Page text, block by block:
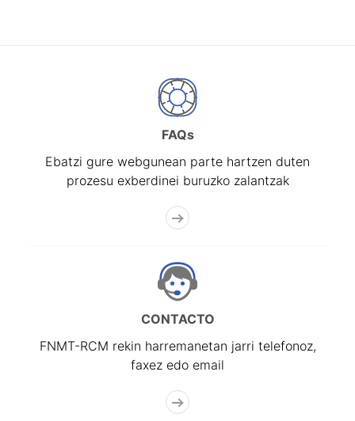
FAQs
Ebatzi gure webgunean parte hartzen duten
prozesu exberdinei buruzko zalantzak
CONTACTO
FNMT-RCM rekin harremanetan jarri telefonoz,
faxez edo email